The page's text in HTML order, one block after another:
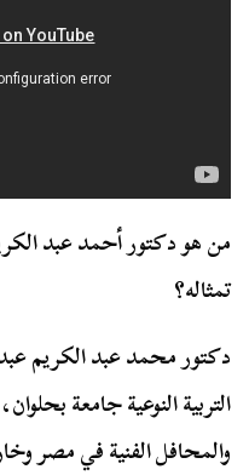
من هو دكتور أحمد عبد
تمثاله؟
دكتور محمد عبد الكريم
التربية النوعية جامعة
والمحافل الفنية في مصر